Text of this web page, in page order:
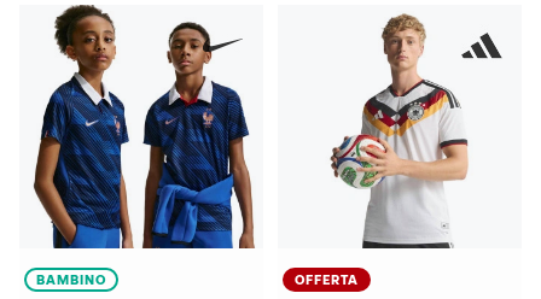
BAMBINO OFFERTA